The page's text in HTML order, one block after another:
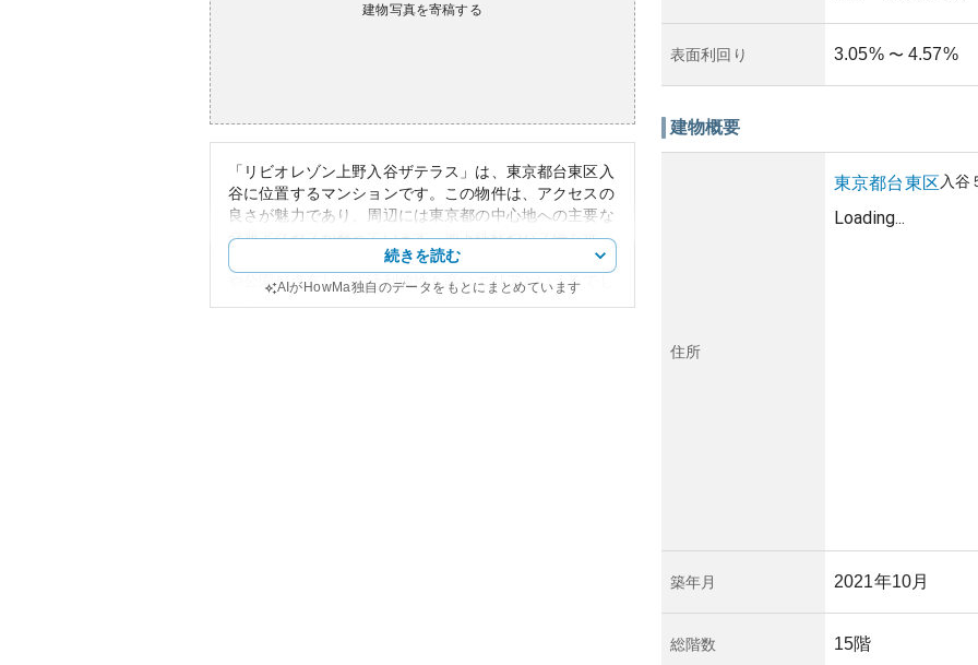
建物写真を寄稿する
「リビオレゾン上野入谷ザテラス」は、東京都台東区入
谷に位置するマンションです。この物件は、アクセスの
良さが魅力であり、周辺には東京都の中心地への主要な
交通アクセスが整っています。地下鉄駅やバス停も近
く、通勤・通学にも便利です。また、周辺には商業施設
や公園が点在し、生活利便性も高いエリアといえるでし
続きを読む
AIがHowMa独自のデータをもとにまとめています
表面利回り 3.05% 〜 4.57%
建物概要
住所
東京都台東区 入谷
Loading...
築年月 2021年10月
総階数 15階